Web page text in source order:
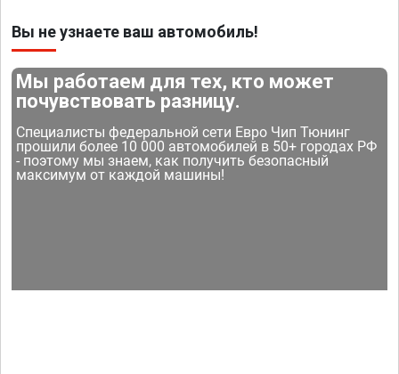
Вы не узнаете ваш автомобиль!
Мы работаем для тех, кто может
почувствовать разницу.
Специалисты федеральной сети Евро Чип Тюнинг
прошили более 10 000 автомобилей в 50+ городах РФ
- поэтому мы знаем, как получить безопасный
максимум от каждой машины!